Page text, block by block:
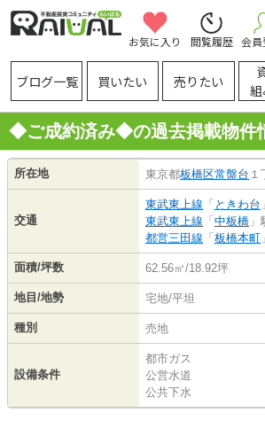
お気に入り 閲覧履歴 会
ブログ一覧 買いたい 売りたい
◆ご成約済み◆の過去掲載物件
所在地 東京都板橋区常盤台 １
交通
東武東上線 「 ときわ台
東武東上線 「中板橋
都営三田線 「板橋本町
面積/坪数 62.56㎡/18.92坪
地目/地勢 宅地/平坦
種別 売地
設備条件
都市ガス
公営水道
公共下水